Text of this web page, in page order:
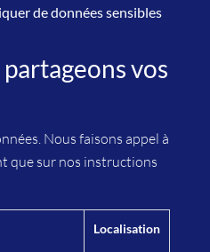
de données sensibles
vos
Nous faisons appel à
que sur nos instructions
Localisation